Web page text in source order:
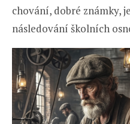
chování, dobré známky,
následování školních